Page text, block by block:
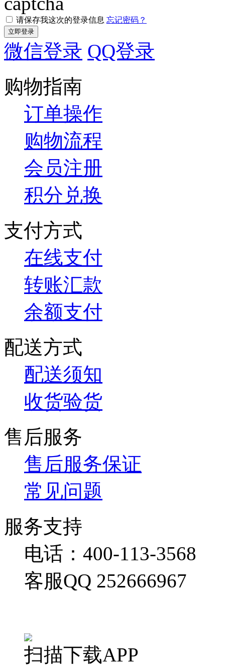
请保存我这次的登录信息 忘记密码？
微信登录 QQ登录
购物指南
订单操作
购物流程
会员注册
积分兑换
支付方式
在线支付
转账汇款
余额支付
配送方式
配送须知
收货验货
售后服务
售后服务保证
常见问题
服务支持
电话：400-113-3568
客服QQ 252666967
扫描下载APP